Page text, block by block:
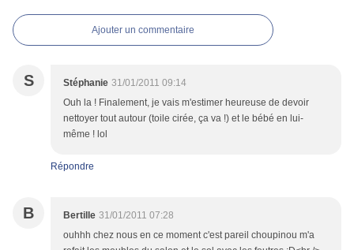
Ajouter un commentaire
S Stéphanie 31/01/2011 09:14
Ouh la ! Finalement, je vais m'estimer heureuse de devoir
nettoyer tout autour (toile cirée, ça va !) et le bébé en lui-
même ! lol
Répondre
B Bertille 31/01/2011 07:28
ouhhh chez nous en ce moment c'est pareil choupinou m'a